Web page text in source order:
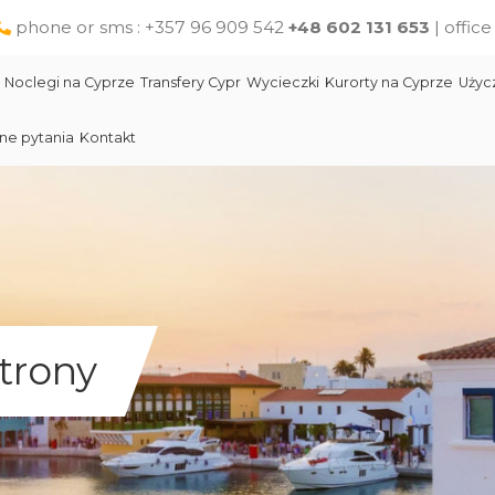
phone or sms : +357 96 909 542 +48 602 131 653 | office
Noclegi na Cyprze Transfery Cypr Wycieczki Kurorty na Cyprze
Cypr Atrakcje
Cypr - Państwo
Skała Afodyty
pytania Kontakt